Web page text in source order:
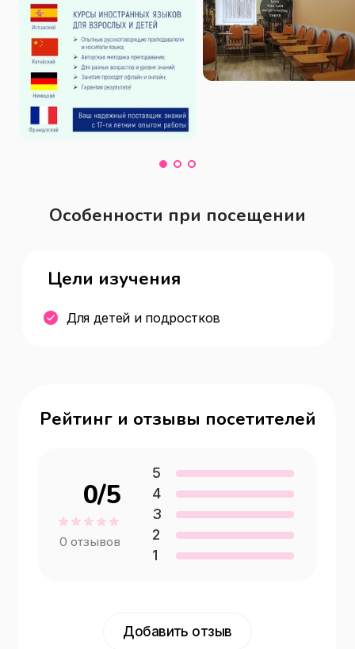
Особенности при посещении
Цели изучения
Для детей и подростков
Рейтинг и отзывы посетителей
0/5
0 отзывов
5
4
3
2
1
Добавить отзыв